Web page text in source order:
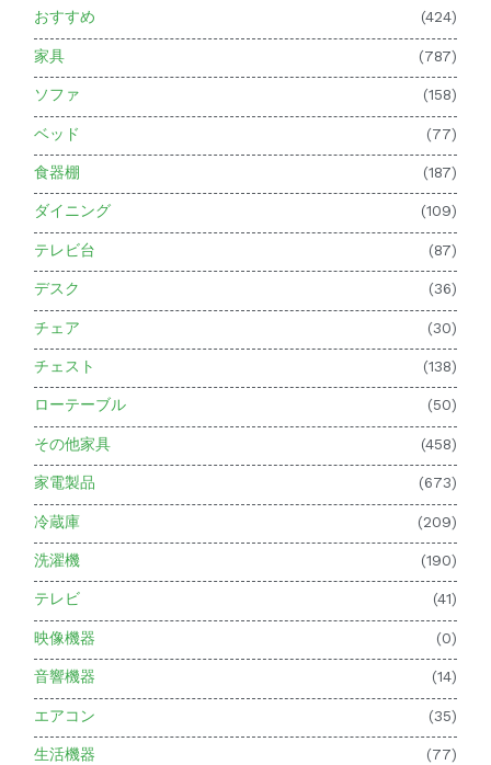
おすすめ (424)
家具 (787)
ソファ (158)
ベッド (77)
食器棚 (187)
ダイニング (109)
テレビ台 (87)
デスク (36)
チェア (30)
チェスト (138)
ローテーブル (50)
その他家具 (458)
家電製品 (673)
冷蔵庫 (209)
洗濯機 (190)
テレビ (41)
映像機器 (0)
音響機器 (14)
エアコン (35)
生活機器 (77)